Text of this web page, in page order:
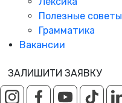
Полезные советы
Грамматика
Вакансии
ЗАЛИШИТИ ЗАЯВКУ